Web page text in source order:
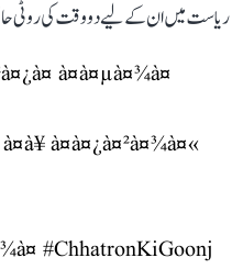
ریاست میں ان کے لیے دو وقت کی روٹی
à¤à¤µà¤¾à¤
à¤à¤¿à¤²à¤¾à¤«
#ChhatronKiGoonj